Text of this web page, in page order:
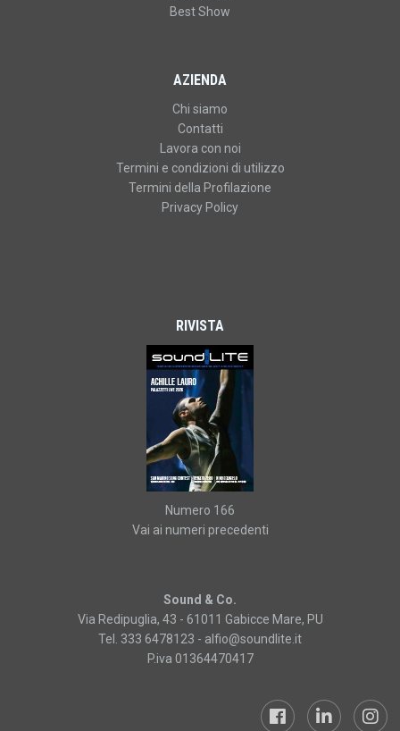
Best Show
AZIENDA
Chi siamo
Contatti
Lavora con noi
Termini e condizioni di utilizzo
Termini della Profilazione
Privacy Policy
RIVISTA
Numero 166
Vai ai numeri precedenti
Sound & Co.
Via Redipuglia, 43 - 61011 Gabicce Mare, PU
Tel. 333 6478123 - alfio@soundlite.it
P.iva 01364470417